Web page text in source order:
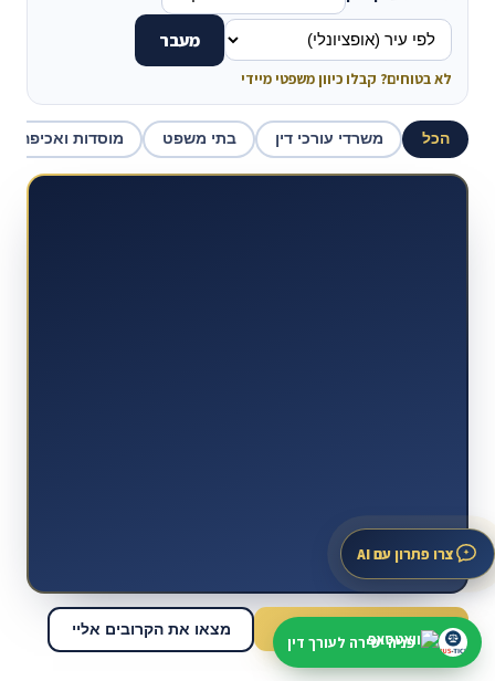
מעבר
לא בטוחים? קבלו כיוון משפטי מיידי
הכל משרדי עורכי דין בתי משפט מוסדות ואכיפה
סיור במפת המשרדים מצאו את הקרובים אליי
צרו פתרון עם AI
פניה ישירה לעורך דין